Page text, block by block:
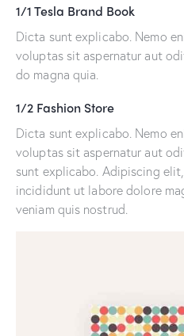
1/1 Tesla Brand Book
Dicta sunt explicabo. Nemo
voluptas sit aspernatur aut
do magna quia.
1/2 Fashion Store
Dicta sunt explicabo. Nemo
voluptas sit aspernatur aut
sunt explicabo. Adipiscing
incididunt ut labore dolore
veniam quis nostrud.